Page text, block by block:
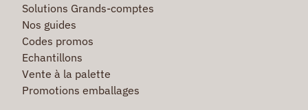
Solutions Grands-comptes
Nos guides
Codes promos
Echantillons
Vente à la palette
Promotions emballages